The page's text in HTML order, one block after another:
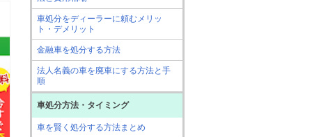
車処分をディーラーに頼むメリッ
ト・デメリット
金融車を処分する方法
法人名義の車を廃車にする方法と手
順
車処分方法・タイミング
車を賢く処分する方法まとめ